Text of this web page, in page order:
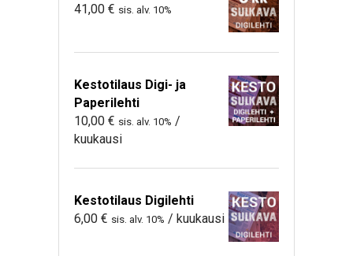
41,00 € sis. alv. 10%
Kestotilaus Digi- ja
Paperilehti
10,00 € sis. alv. 10% /
kuukausi
Kestotilaus Digilehti
6,00 € sis. alv. 10% / kuukausi